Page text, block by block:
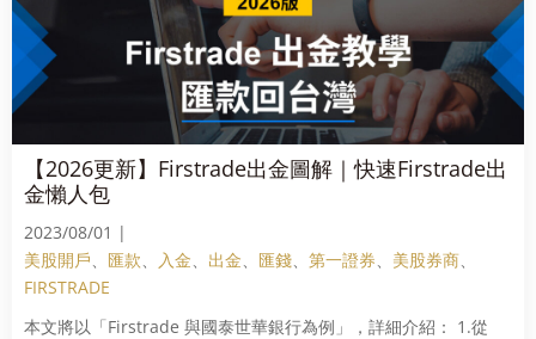
【2026更新】Firstrade出金圖解｜快速Firstrade出
金懶人包
2023/08/01 |
美股開戶、 匯款、 入金、 出金、 匯錢、 第一證券、 美股券商、
FIRSTRADE
本文將以「Firstrade 與國泰世華銀行為例」，詳細介紹： 1.從